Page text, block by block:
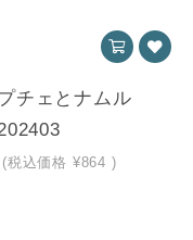
チェとナムル
(税込価格 ¥864 )